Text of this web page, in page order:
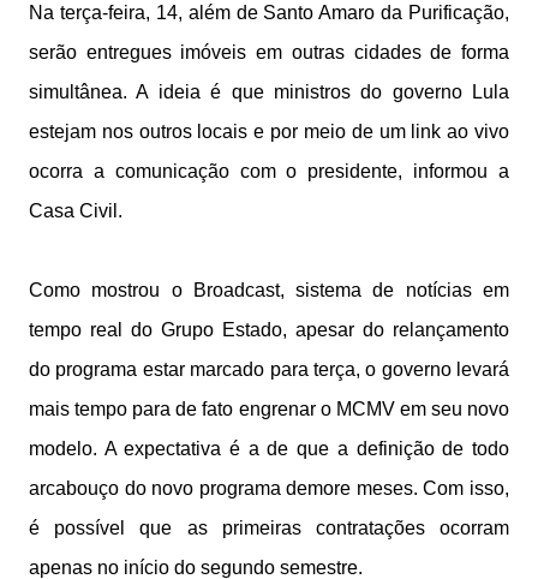
Na terça-feira, 14, além de Santo Amaro da Purificação,
serão entregues imóveis em outras cidades de forma
simultânea. A ideia é que ministros do governo Lula
estejam nos outros locais e por meio de um link ao vivo
ocorra a comunicação com o presidente, informou a
Casa Civil.
Como mostrou o Broadcast, sistema de notícias em
tempo real do Grupo Estado, apesar do relançamento
do programa estar marcado para terça, o governo levará
mais tempo para de fato engrenar o MCMV em seu novo
modelo. A expectativa é a de que a definição de todo
arcabouço do novo programa demore meses. Com isso,
é possível que as primeiras contratações ocorram
apenas no início do segundo semestre.